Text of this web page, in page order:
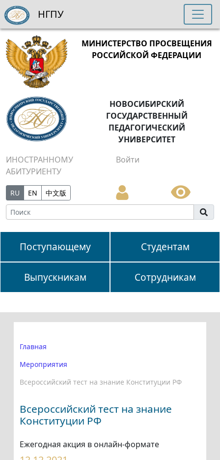
МИНИСТЕРСТВО ПРОСВЕЩЕНИЯ
РОССИЙСКОЙ ФЕДЕРАЦИИ
НОВОСИБИРСКИЙ
ГОСУДАРСТВЕННЫЙ
ПЕДАГОГИЧЕСКИЙ
УНИВЕРСИТЕТ
ИНОСТРАННОМУ
АБИТУРИЕНТУ
Войти
RU EN 中文版
Поступающему Студентам
Выпускникам Сотрудникам
НГПУ
Главная
Мероприятия
Всероссийский тест на знание Конституции РФ
Всероссийский тест на знание
Конституции РФ
Ежегодная акция в онлайн-формате